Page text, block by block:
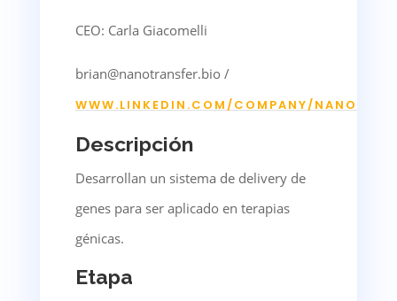
CEO: Carla Giacomelli
brian@nanotransfer.bio /
WWW.LINKEDIN.COM/COMPANY/
Descripción
Desarrollan un sistema de delivery de
genes para ser aplicado en terapias
génicas.
Etapa